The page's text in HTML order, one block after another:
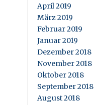
April 2019
März 2019
Februar 2019
Januar 2019
Dezember 2018
November 2018
Oktober 2018
September 2018
August 2018